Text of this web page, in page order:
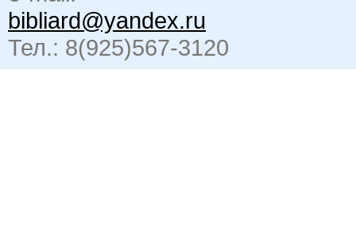
bibliard@yandex.ru
Тел.: 8(925)567-3120